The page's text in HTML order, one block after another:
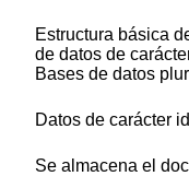
Estructura básica
de datos de
Bases de datos
Datos de carácter
Se almacena el